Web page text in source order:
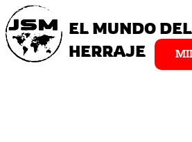
EL MUNDO DEL
HERRAJE